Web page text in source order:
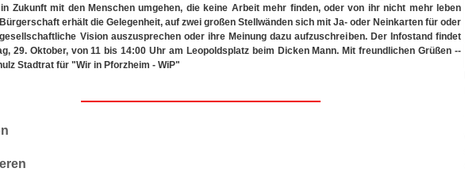
Zukunft mit den Menschen umgehen, die keine Arbeit mehr finden, oder von ihr nicht mehr leben
erhält die Gelegenheit, auf zwei großen Stellwänden sich mit Ja- oder Neinkarten für oder
Vision auszusprechen oder ihre Meinung dazu aufzuschreiben. Der Infostand findet
29. Oktober, von 11 bis 14:00 Uhr am Leopoldsplatz beim Dicken Mann. Mit freundlichen Grüßen --
Stadtrat für "Wir in Pforzheim - WiP"